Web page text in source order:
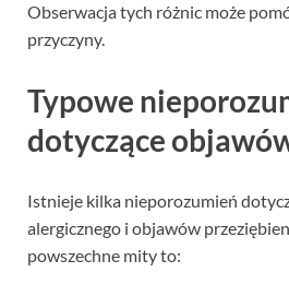
Obserwacja tych różnic może
przyczyny.
Typowe
dotyczące
Istnieje kilka nieporozumień
alergicznego i objawów
powszechne mity to: